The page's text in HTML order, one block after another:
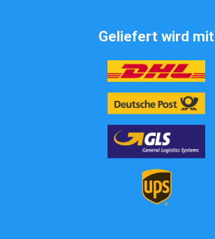
Geliefert wird mit